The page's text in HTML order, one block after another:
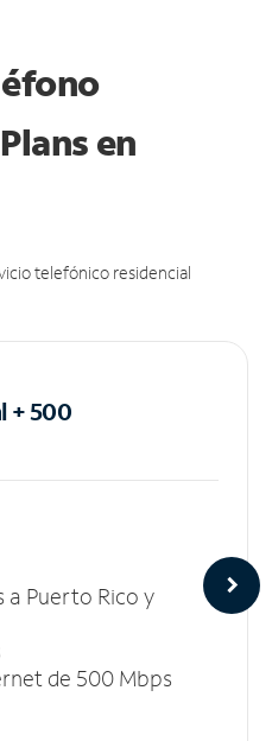
en
telefónico residencial
+ 500
a Puerto Rico y
de 500 Mbps